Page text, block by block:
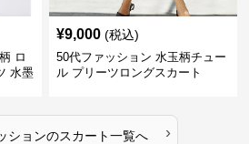
ロ
水墨
¥9,000 (税込)
50代ファッション 水玉柄チュー
ル プリーツロングスカート
ションのスカート一覧へ ›